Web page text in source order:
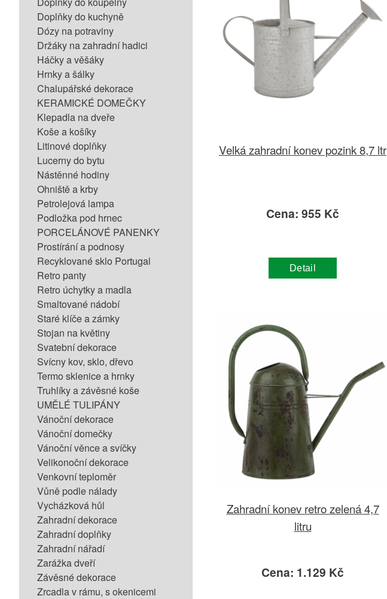
Doplňky do kuchyně
Dózy na potraviny
Držáky na zahradní hadici
Háčky a věšáky
Hrnky a šálky
Chalupářské dekorace
KERAMICKÉ DOMEČKY
Klepadla na dveře
Koše a košíky
Litinové doplňky
Lucerny do bytu
Nástěnné hodiny
Ohniště a krby
Petrolejová lampa
Podložka pod hrnec
PORCELÁNOVÉ PANENKY
Prostírání a podnosy
Recyklované sklo Portugal
Retro panty
Retro úchytky a madla
Smaltované nádobí
Staré klíče a zámky
Stojan na květiny
Svatební dekorace
Svícny kov, sklo, dřevo
Termo sklenice a hrnky
Truhlíky a závěsné koše
UMĚLÉ TULIPÁNY
Vánoční dekorace
Vánoční domečky
Vánoční věnce a svíčky
Velikonoční dekorace
Venkovní teploměr
Vůně podle nálady
Vycházková hůl
Zahradní dekorace
Zahradní doplňky
Zahradní nářadí
Zarážka dveří
Závěsné dekorace
Zrcadla v rámu, s okenicemi
Velká zahradní konev pozink 8,7 ltr
Cena: 955 Kč
Detail
Zahradní konev retro zelená 4,7
litru
Cena: 1.129 Kč